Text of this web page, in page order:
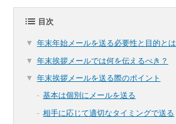
目次
年末年始メールを送る必要性と目的とは
年末挨拶メールでは何を伝えるべき？
年末挨拶メールを送る際のポイント
基本は個別にメールを送る
相手に応じて適切なタイミングで送る